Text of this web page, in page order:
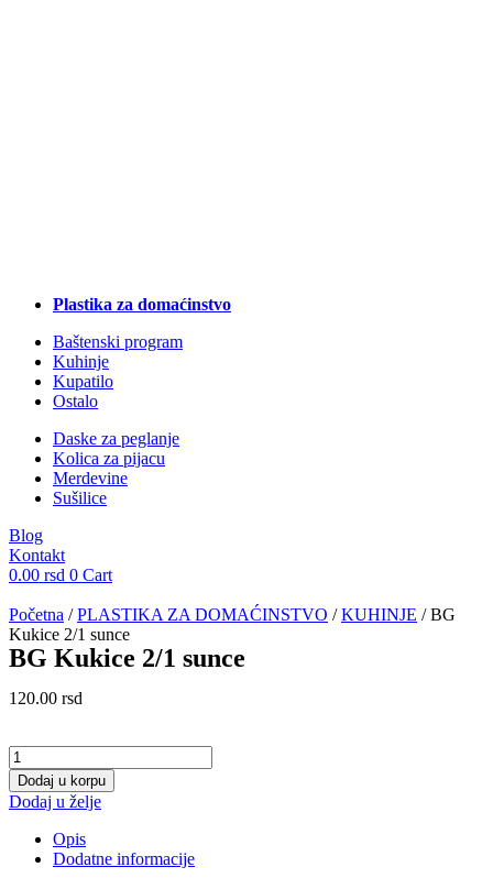
Plastika za domaćinstvo
Baštenski program
Kuhinje
Kupatilo
Ostalo
Daske za peglanje
Kolica za pijacu
Merdevine
Sušilice
Blog
Kontakt
0.00 rsd 0 Cart
Početna /PLASTIKA ZA DOMAĆINSTVO /KUHINJE / BG
Kukice 2/1 sunce
BG Kukice 2/1 sunce
120.00 rsd
BG
Kukice
2/1
sunce
količina
Dodaj u korpu
Dodaj u želje
Opis
Dodatne informacije